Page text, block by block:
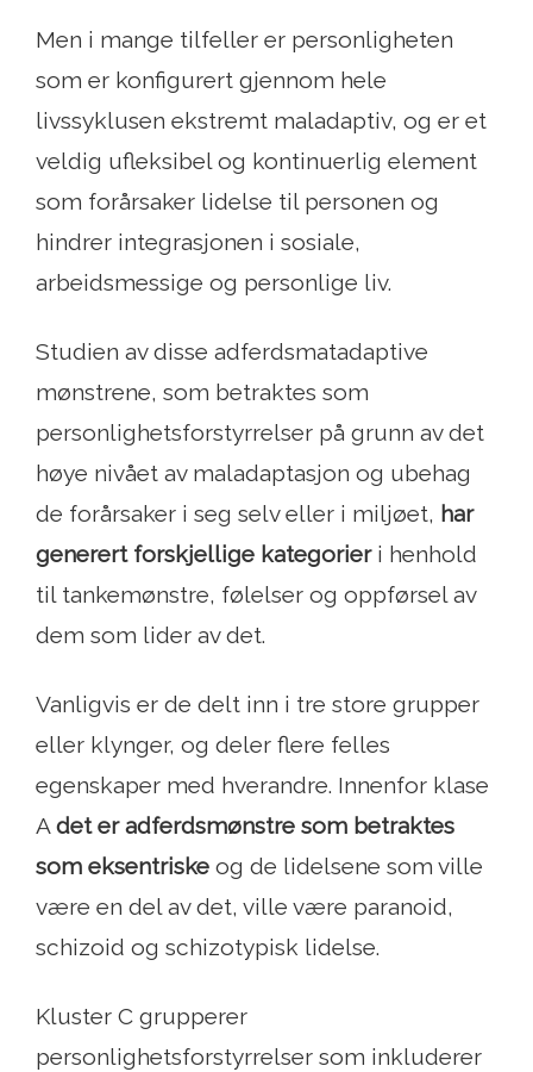
Men i mange tilfeller er personligheten
som er konfigurert gjennom hele
livssyklusen ekstremt maladaptiv, og er et
veldig ufleksibel og kontinuerlig element
som forårsaker lidelse til personen og
hindrer integrasjonen i sosiale,
arbeidsmessige og personlige liv.
Studien av disse adferdsmatadaptive
mønstrene, som betraktes som
personlighetsforstyrrelser på grunn av det
høye nivået av maladaptasjon og ubehag
de forårsaker i seg selv eller i miljøet, har
generert forskjellige kategorieri henhold
til tankemønstre, følelser og oppførsel av
dem som lider av det.
Vanligvis er de delt inn i tre store grupper
eller klynger, og deler flere felles
egenskaper med hverandre. Innenfor klase
Adet er adferdsmønstre som betraktes
som eksentriske og de lidelsene som ville
være en del av det, ville være paranoid,
schizoid og schizotypisk lidelse.
Kluster C grupperer
personlighetsforstyrrelser som inkluderer